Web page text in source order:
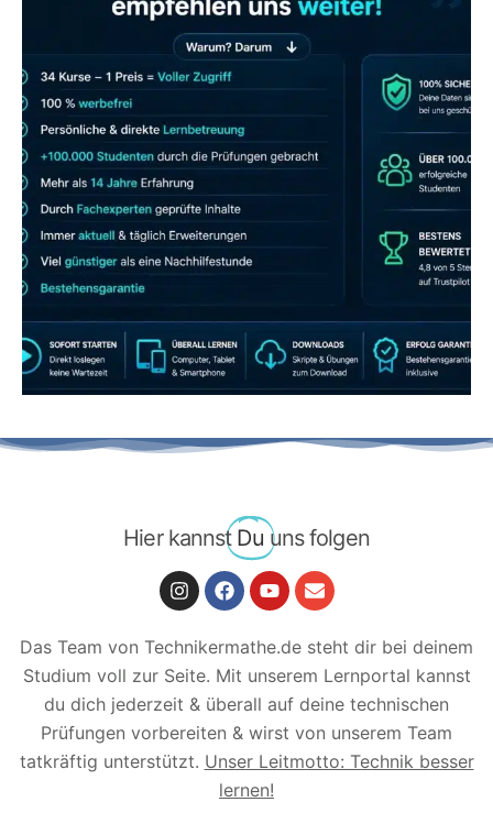
LERNEN
Hier kannst Du uns folgen
Das Team von Technikermathe.de steht dir bei deinem
Studium voll zur Seite. Mit unserem Lernportal kannst
du dich jederzeit & überall auf deine technischen
Prüfungen vorbereiten & wirst von unserem Team
tatkräftig unterstützt. Unser Leitmotto: Technik besser
lernen!